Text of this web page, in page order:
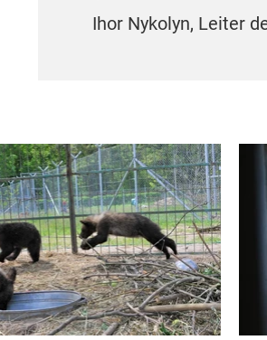
Ihor Nykolyn, Leiter